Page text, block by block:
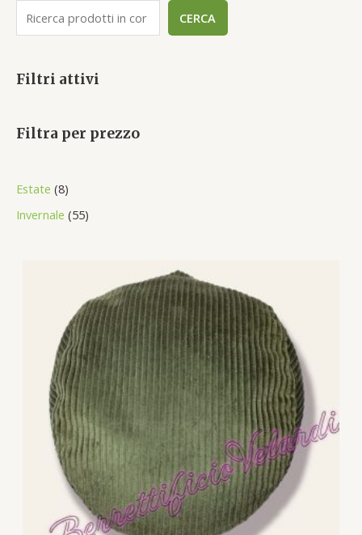
CERCA
Filtri attivi
Filtra per prezzo
Estate 88
p
c
t
s
Invernale 555
o
d
u
c
t
s